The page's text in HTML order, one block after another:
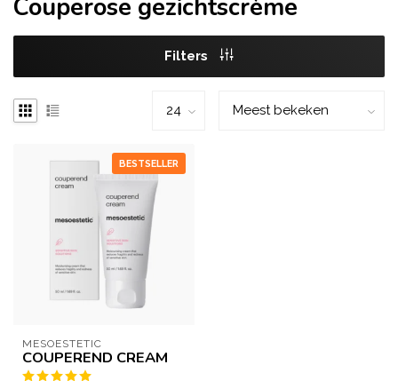
Couperose gezichtscrème
Filters
BESTSELLER
MESOESTETIC
COUPEREND CREAM